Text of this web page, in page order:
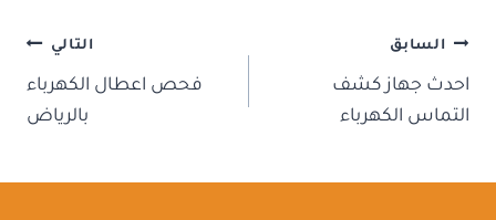
تصفّح
المقالات
السابق
احدث جهاز كشف
التماس الكهرباء
التالي
فحص اعطال الكهرباء
بالرياض